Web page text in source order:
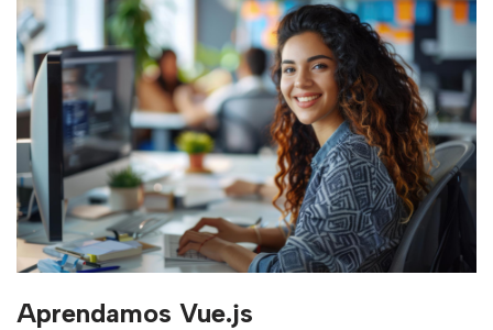
Aprendamos Vue.js